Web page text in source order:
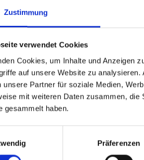
Zustimmung
verwendet Cookies
Cookies, um Inhalte und Anzeigen
auf unsere Website zu
unsere Partner für soziale Medien,
mit weiteren Daten zusammen,
gesammelt haben.
Präferenzen
bei
13-
Perfekte